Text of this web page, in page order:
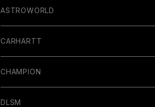
ASTROWORLD
CARHARTT
CHAMPION
DLSM